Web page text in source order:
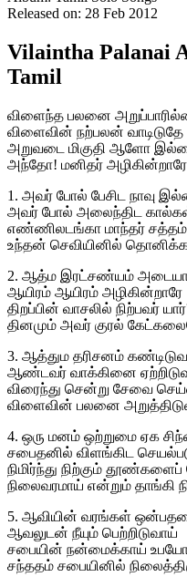
Released on: 28 Feb 2012
Vilaintha Palanai
Tamil
விளைந்த பலனை
விளைவின் நற்பலன் வாடிடுதே
அறுவடை மிகுதி ஆளோ
அந்தோ! மனிதர் அழிகின்றாரே
1. அவர் போல் பேசிட நாவு
அவர் போல் அலைந்திட
எண்ணிலடங்கா மாந்தர் சத்தம்
உந்தன் செவியினில்
2. ஆத்ம இரட்சண்யம்
ஆயிரம் ஆயிரம் அழிகின்றாரே
திறப்பின் வாசலில் நிற்பவர்
தினமும் அவர் குரல்
3. ஆத்தும தரிசனம்
ஆண்டவர் வாக்கினை
விரைந்து சென்று சேவை
விளைவின் பலனை
4. ஒரு மனம் ஒற்றுமை ஏக
சபைதனில் விளங்கிட
நிமிர்ந்து நிற்கும்
நிலைவரமாய் என்றும் தாங்கி
5. ஆவியின் வரங்கள்
ஆவலுடன் நீயும் பெற்றிடுவாய்
சபையின் நன்மைக்காய்
சந்ததம் சபையினில்